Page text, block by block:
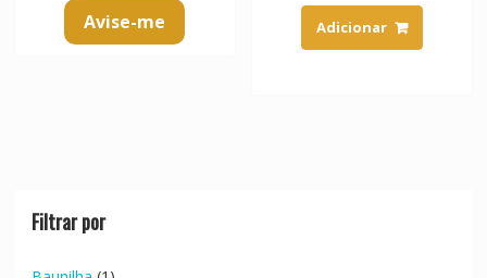
Avise-me Adicionar
Filtrar por